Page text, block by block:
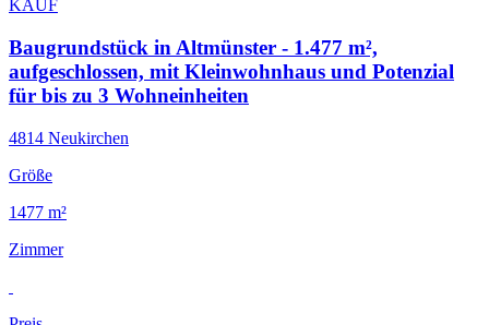
KAUF
Baugrundstück in Altmünster - 1.477 m²,
aufgeschlossen, mit Kleinwohnhaus und Potenzial
für bis zu 3 Wohneinheiten
4814 Neukirchen
Größe
1477 m²
Zimmer